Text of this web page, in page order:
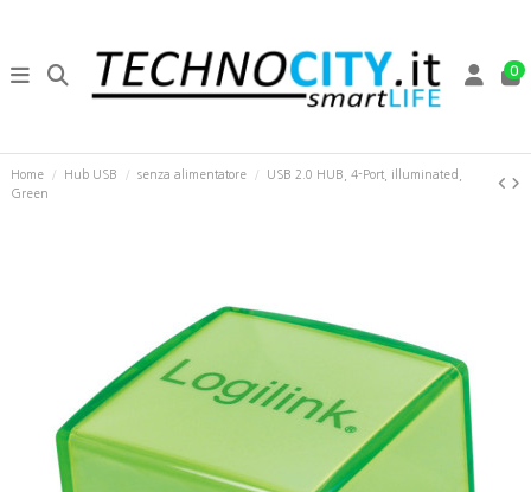
0
Home Hub USB senza alimentatore
USB 2.0 HUB, 4-Port, illuminated,
Green